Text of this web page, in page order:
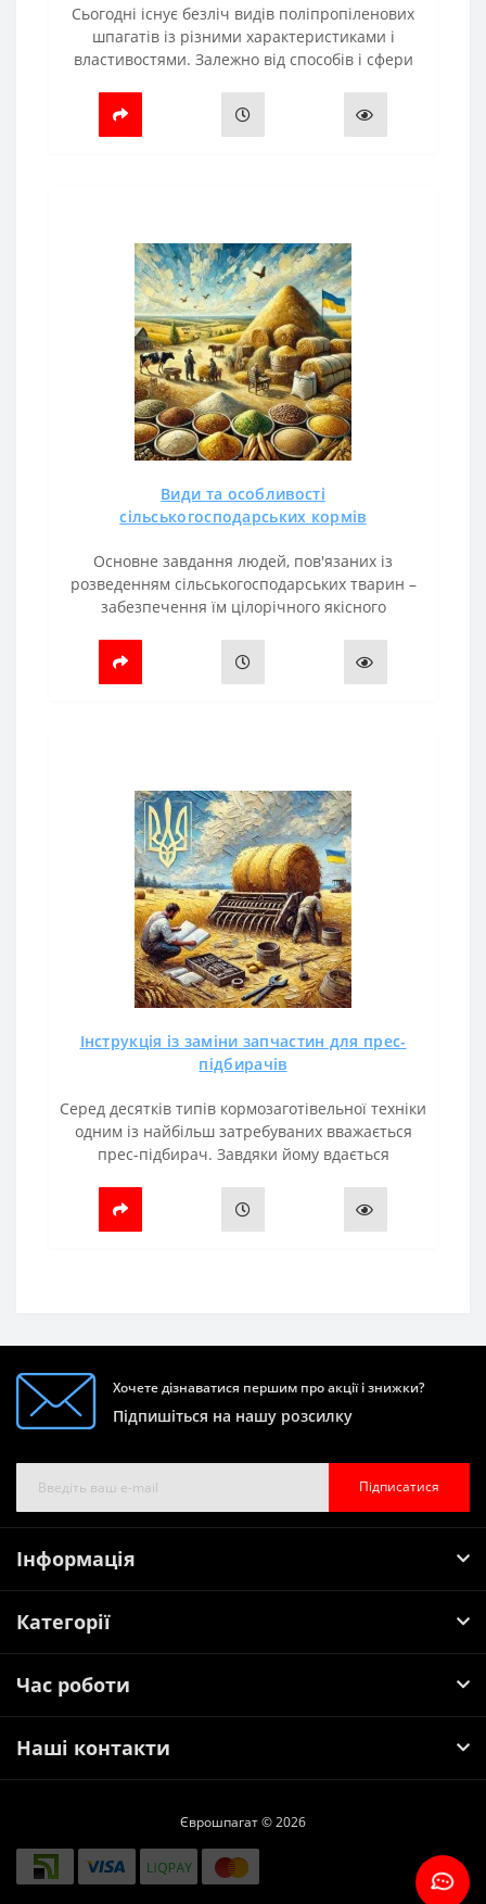
Сьогодні існує безліч видів поліпропіленових
шпагатів із різними характеристиками і
властивостями. Залежно від способів і сфери
Рулонних прес-підбирачів.Тюкув..
Види та особливості
сільськогосподарських кормів
Основне завдання людей, пов'язаних із
розведенням сільськогосподарських тварин –
забезпечення їм цілорічного якісного
отримати віддачу: птахи добре ростимуть і н..
Інструкція із заміни запчастин для прес-
підбирачів
Серед десятків типів кормозаготівельної техніки
одним із найбільш затребуваних вважається
прес-підбирач. Завдяки йому вдається
збільшити продуктивність.Але важливо..
Хочете дізнаватися першим про акції і знижки?
Підпишіться на нашу розсилку
Підписатися
Інформація
Категорії
Час роботи
Наші контакти
Єврошпагат © 2026